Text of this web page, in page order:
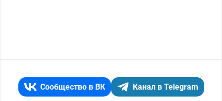
Сообщество в ВК Канал в Telegram